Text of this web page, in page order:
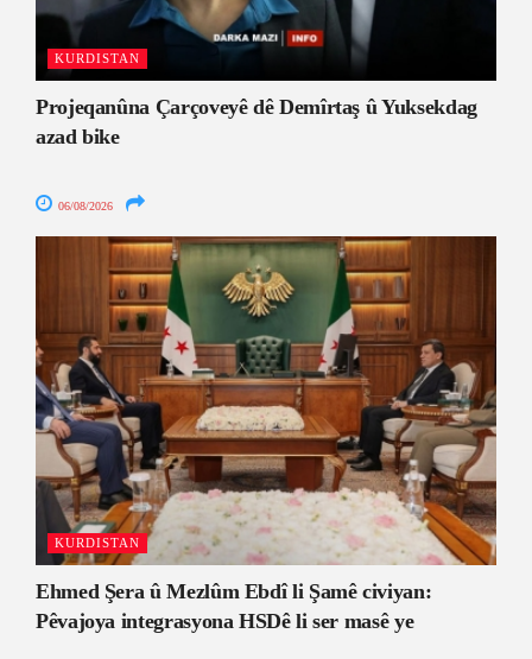
KURDISTAN
Projeqanûna Çarçoveyê dê Demîrtaş û Yuksekdag
azad bike
06/08/2026
KURDISTAN
Ehmed Şera û Mezlûm Ebdî li Şamê civiyan:
Pêvajoya integrasyona HSDê li ser masê ye